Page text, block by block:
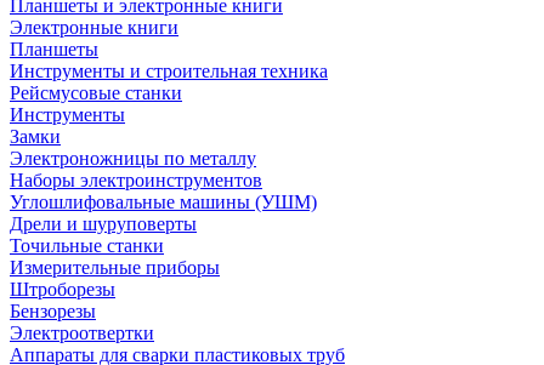
Планшеты и электронные книги
Электронные книги
Планшеты
Инструменты и строительная техника
Рейсмусовые станки
Инструменты
Замки
Электроножницы по металлу
Наборы электроинструментов
Углошлифовальные машины (УШМ)
Дрели и шуруповерты
Точильные станки
Измерительные приборы
Штроборезы
Бензорезы
Электроотвертки
Аппараты для сварки пластиковых труб